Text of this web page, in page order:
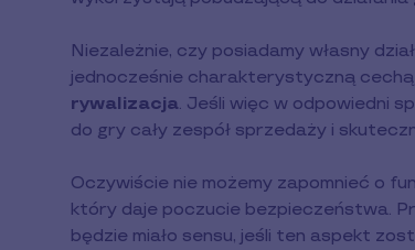
Niezależnie, czy posiadamy własny
jednocześnie charakterystyczną
rywalizacja. Jeśli więc w odpowiedni
do gry cały zespół sprzedaży i
Oczywiście nie możemy zapomnieć o
który daje poczucie bezpieczeństwa.
będzie miało sensu, jeśli ten aspekt